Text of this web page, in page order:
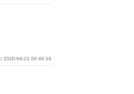
/ 2020-04-21 00:46:16